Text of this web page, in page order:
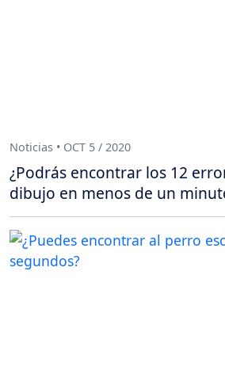
Noticias • OCT 5 / 2020
¿Podrás encontrar los 12
dibujo en menos de un